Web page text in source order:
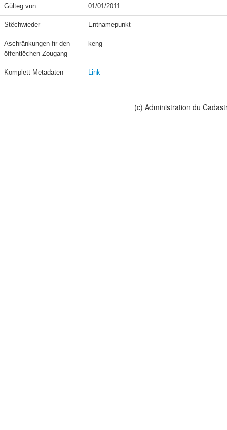
Gülteg vun 01/01/2011
Stëchwieder Entnamepunkt
Aschränkungen fir den
öffentlëchen Zougang
keng
Komplett Metadaten Link
(c) Administration du